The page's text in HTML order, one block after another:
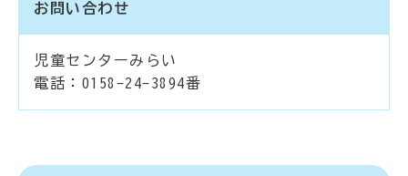
お問い合わせ
児童センターみらい
電話：0158-24-3894番